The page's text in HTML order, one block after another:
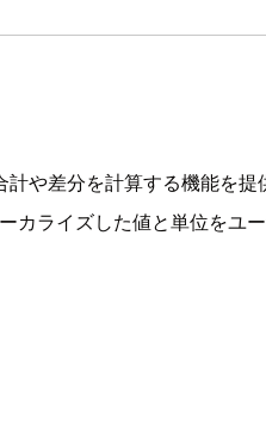
や差分を計算する機能を提
カライズした値と単位をユ